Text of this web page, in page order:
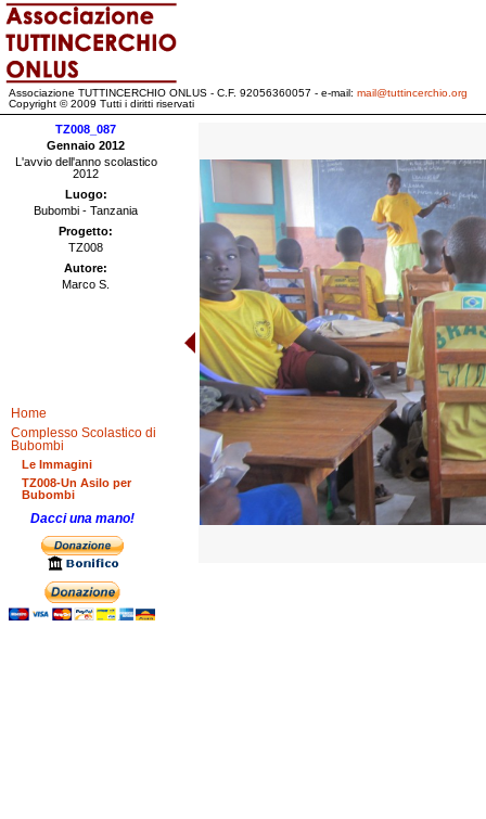
TZ008_087
Gennaio 2012
L'avvio dell'anno scolastico
2012
Luogo:
Bubombi - Tanzania
Progetto:
TZ008
Autore:
Marco S.
Home
Complesso Scolastico di
Bubombi
Le Immagini
TZ008-Un Asilo per
Bubombi
Dacci una mano!
Associazione TUTTINCERCHIO ONLUS - C.F. 92056360057 - e-mail: mail@tuttincerchio.org
Copyright © 2009 Tutti i diritti riservati